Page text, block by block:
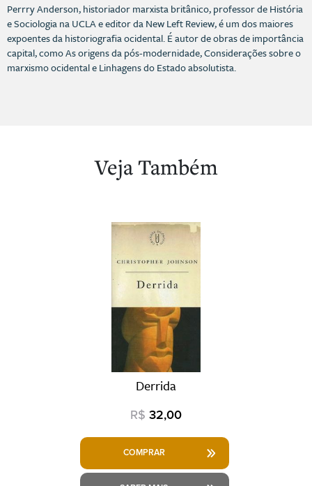
Perrry Anderson, historiador marxista britânico, professor de História
e Sociologia na UCLA e editor da New Left Review, é um dos maiores
expoentes da historiografia ocidental. É autor de obras de importância
capital, como As origens da pós-modernidade, Considerações sobre o
marxismo ocidental e Linhagens do Estado absolutista.
Veja Também
Derrida
R$ 32,00
COMPRAR